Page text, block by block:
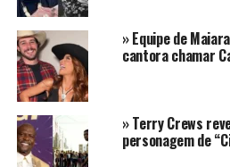
revelou a confissão feita por
como Sandrão, ou Drão, pelos
lembrou que a mãe de Preta Gil
mais um filho.
Há anos atrás, Sandra e Gilberto
Pedro Gil. Então com apenas 19
1990, quando foi vítima de um
» Equipe de
cantora chamar
» Terry Crews
personagem de